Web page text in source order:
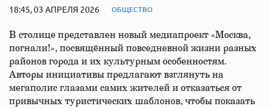
18:45, 03 АПРЕЛЯ 2026 ОБЩЕСТВО
В столице представлен новый медиапроект «Москва,
погнали!», посвящённый повседневной жизни разных
районов города и их культурным особенностям.
Авторы инициативы предлагают взглянуть на
мегаполис глазами самих жителей и отказаться от
привычных туристических шаблонов, чтобы показать